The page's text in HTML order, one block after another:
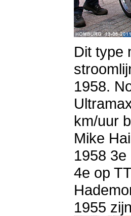
Dit type
1958.
km/uur
Mike
1958
4e op
1955